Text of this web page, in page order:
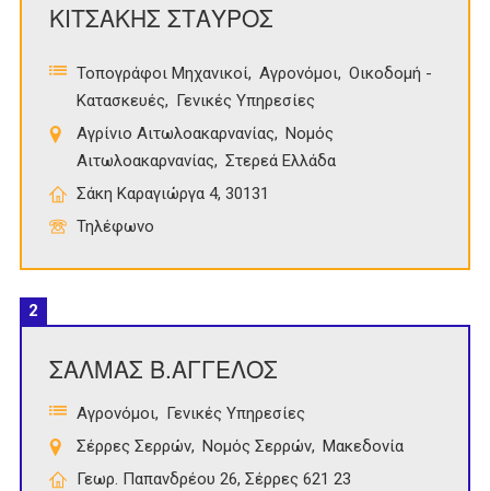
ΚΙΤΣΑΚΗΣ ΣΤΑΥΡΟΣ
Τοπογράφοι Μηχανικοί Αγρονόμοι Οικοδομή -
Κατασκευές
Γενικές Υπηρεσίες
Αγρίνιο Αιτωλοακαρνανίας
Νομός
Αιτωλοακαρνανίας
Στερεά Ελλάδα
Σάκη Καραγιώργα 4, 30131
Τηλέφωνο
2
ΣΑΛΜΑΣ Β.ΑΓΓΕΛΟΣ
Αγρονόμοι
Γενικές Υπηρεσίες
Σέρρες Σερρών
Νομός Σερρών
Μακεδονία
Γεωρ. Παπανδρέου 26, Σέρρες 621 23